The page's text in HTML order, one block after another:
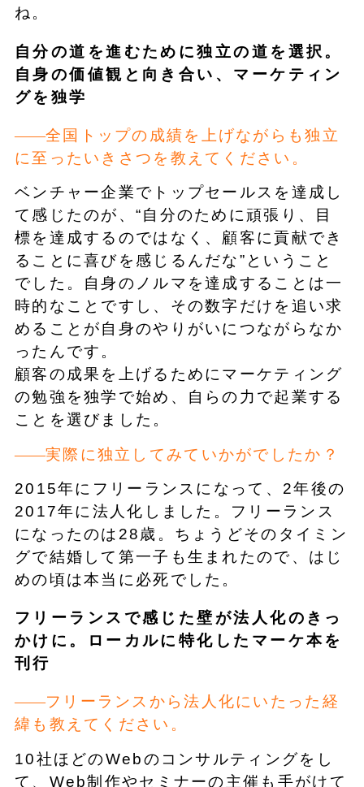
ね。
自分の道を進むために独立の道を選択。
自身の価値観と向き合い、マーケティン
グを独学
全国トップの成績を上げながらも独立
に至ったいきさつを教えてください。
ベンチャー企業でトップセールスを達成し
て感じたのが、“自分のために頑張り、目
標を達成するのではなく、顧客に貢献でき
ることに喜びを感じるんだな”ということ
でした。自身のノルマを達成することは一
時的なことですし、その数字だけを追い求
めることが自身のやりがいにつながらなか
ったんです。
顧客の成果を上げるためにマーケティング
の勉強を独学で始め、自らの力で起業する
ことを選びました。
実際に独立してみていかがでしたか？
2015年にフリーランスになって、2年後の
2017年に法人化しました。フリーランス
になったのは28歳。ちょうどそのタイミン
グで結婚して第一子も生まれたので、はじ
めの頃は本当に必死でした。
フリーランスで感じた壁が法人化のきっ
かけに。ローカルに特化したマーケ本を
刊行
フリーランスから法人化にいたった経
緯も教えてください。
10社ほどのWebのコンサルティングをし
て、Web制作やセミナーの主催も手がけて